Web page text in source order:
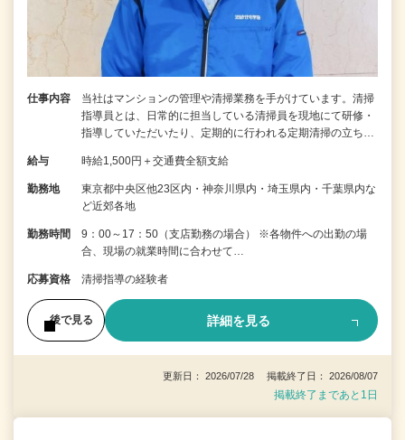
仕事内容
当社はマンションの管理や清掃業務を手がけています。清掃
指導員とは、日常的に担当している清掃員を現地にて研修・
指導していただいたり、定期的に行われる定期清掃の立ち…
給与 時給1,500円＋交通費全額支給
勤務地
東京都中央区他23区内・神奈川県内・埼玉県内・千葉県内な
ど近郊各地
勤務時間
9：00～17：50（支店勤務の場合） ※各物件への出勤の場
合、現場の就業時間に合わせて…
応募資格 清掃指導の経験者
後で見る 詳細を見る
更新日： 2026/07/28 掲載終了日： 2026/08/07
掲載終了まであと1日